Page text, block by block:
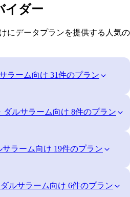
イダー
にデータプランを提供する人気の
ラーム向け 31件のプラン
ダルサラーム向け 8件のプラン
ラーム向け 19件のプラン
ルサラーム向け 6件のプラン